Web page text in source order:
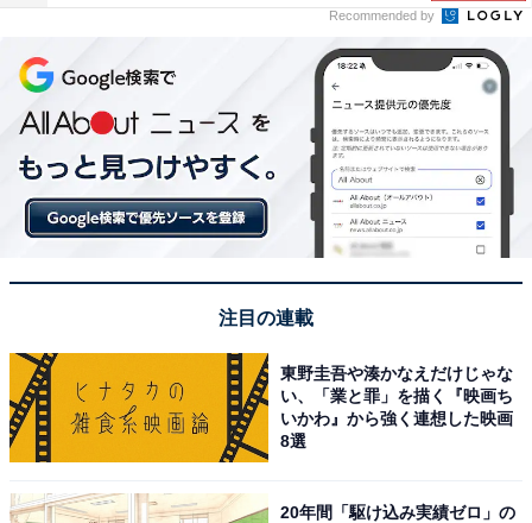
Amazonで見る
ヤマハ「NS-SW300(B)」
Recommended by
注目の連載
東野圭吾や湊かなえだけじゃな
い、「業と罪」を描く『映画ち
いかわ』から強く連想した映画
8選
20年間「駆け込み実績ゼロ」の